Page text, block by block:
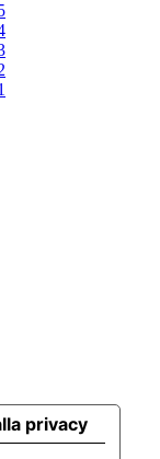
privacy